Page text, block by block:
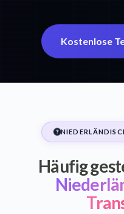
Kostenlose
Häufig